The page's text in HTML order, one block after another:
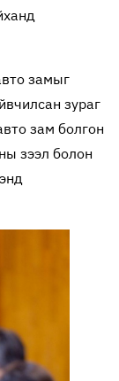
замыг
зураг
зам болгон
зээл болон